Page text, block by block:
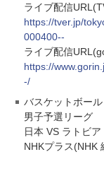
ライブ配信
https://tver.jp/
000400--
ライブ配信
https://
-/
バスケットボール
男子予選リーグ
日本 VS ラトビア
NHKプラス